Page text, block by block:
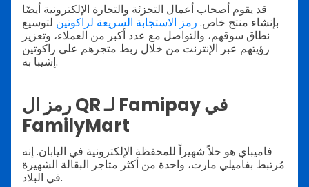
قد يقوم أصحاب أعمال التجزئة والتجارة الإلكترونية أيضًا
بإنشاء منتج خاص. رمز الاستجابة السريعة لراكوتين لتوسيع
نطاق سوقهم، والتواصل مع عدد أكبر من العملاء، وتعزيز
رؤيتهم عبر الإنترنت من خلال ربط متجرهم على راكوتين
إشيبا به.
رمز ال QR لـ Famipay في
FamilyMart
فاميباي هو حلاً شهيراً للمحفظة الإلكترونية في اليابان. إنه
مُرتبط بفاميلي مارت، واحدة من أكثر متاجر البقالة الشهيرة
في البلاد.